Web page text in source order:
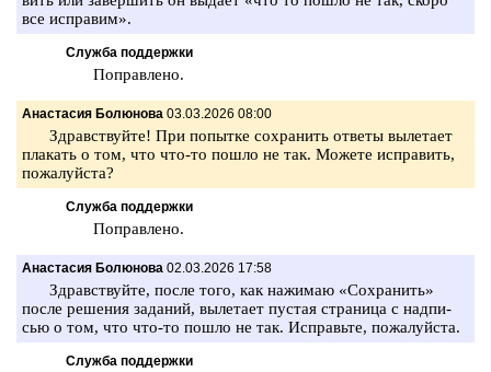
все ис­пра­вим».
Служба поддержки
По­прав­ле­но.
Анастасия Болюнова 03.03.2026 08:00
Здрав­ствуй­те! При по­пыт­ке со­хра­нить от­ве­ты вы­ле­та­ет
пла­кать о том, что что-то пошло не так. Мо­же­те ис­пра­вить,
по­жа­луй­ста?
Служба поддержки
По­прав­ле­но.
Анастасия Болюнова 02.03.2026 17:58
Здрав­ствуй­те, после того, как на­жи­маю «Со­хра­нить»
после ре­ше­ния за­да­ний, вы­ле­та­ет пу­стая стра­ни­ца с над­пи­
сью о том, что что-то пошло не так. Ис­правь­те, по­жа­луй­ста.
Служба поддержки